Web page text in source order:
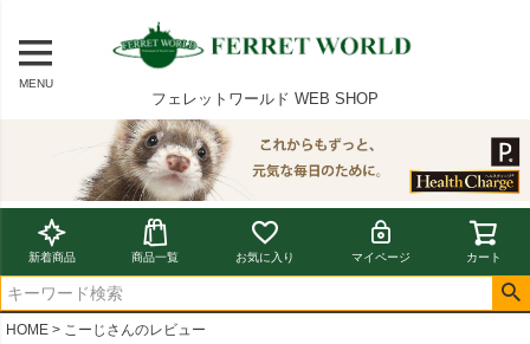
MENU
フェレットワールド WEB SHOP
新着商品 商品一覧 お気に入り マイページ カート
HOME こーじさんのレビュー